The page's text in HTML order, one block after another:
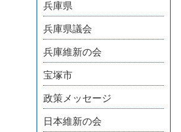
兵庫県
兵庫県議会
兵庫維新の会
宝塚市
政策メッセージ
日本維新の会